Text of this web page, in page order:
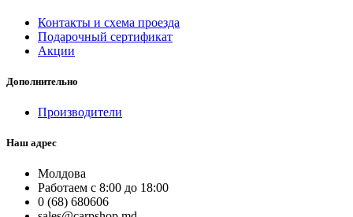
Контакты и схема проезда
Подарочный сертификат
Акции
Дополнительно
Производители
Наш адрес
Молдова
Работаем с 8:00 до 18:00
0 (68) 680606